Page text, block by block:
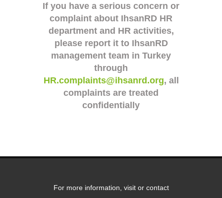
If you have a serious concern or
complaint about IhsanRD HR
department and HR activities,
please report it to IhsanRD
management team in Turkey
through
HR.complaints@ihsanrd.org, all
complaints are treated
confidentially
For more information, visit or contact